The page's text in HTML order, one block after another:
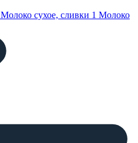
Молоко сухое, сливки 1 Молоко